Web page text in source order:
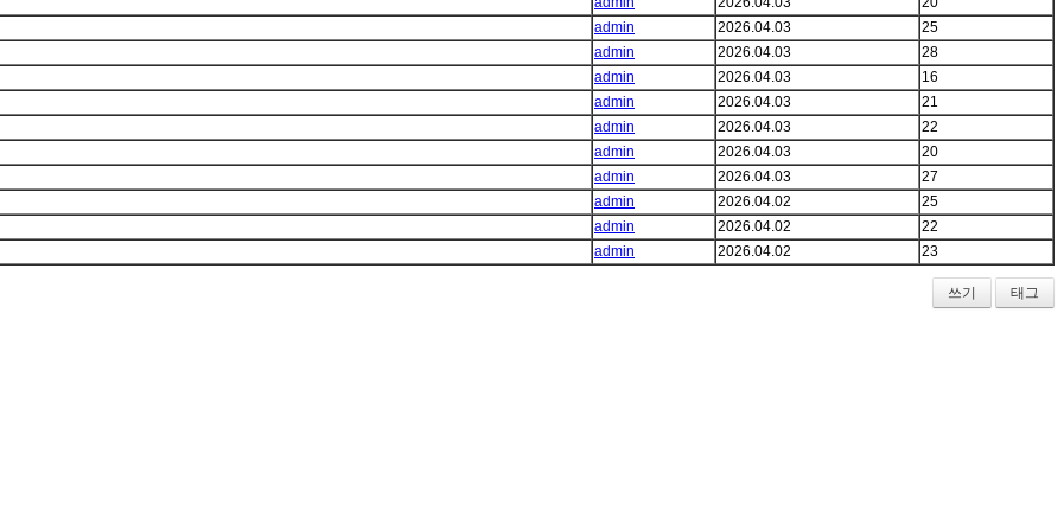
admin 2026.04.03
25
admin 2026.04.03
28
admin 2026.04.03
16
admin 2026.04.03
21
admin 2026.04.03
22
admin 2026.04.03
20
admin 2026.04.03
27
admin 2026.04.02
25
admin 2026.04.02
22
admin 2026.04.02 23
쓰기 태그